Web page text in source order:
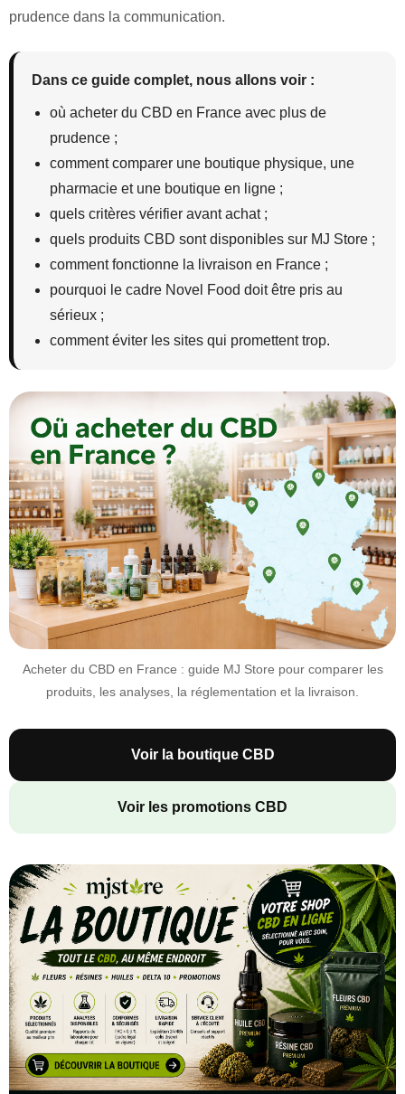
prudence dans la communication.
Dans ce guide complet, nous allons voir :
où acheter du CBD en France avec plus de
prudence ;
comment comparer une boutique physique, une
pharmacie et une boutique en ligne ;
quels critères vérifier avant achat ;
quels produits CBD sont disponibles sur MJ Store ;
comment fonctionne la livraison en France ;
pourquoi le cadre Novel Food doit être pris au
sérieux ;
comment éviter les sites qui promettent trop.
Acheter du CBD en France : guide MJ Store pour comparer les
produits, les analyses, la réglementation et la livraison.
Voir la boutique CBD
Voir les promotions CBD